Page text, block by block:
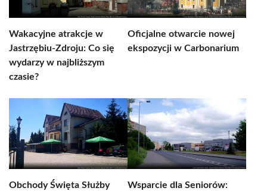
Wakacyjne atrakcje w
Jastrzębiu-Zdroju: Co się
wydarzy w najbliższym
czasie?
Oficjalne otwarcie nowej
ekspozycji w Carbonarium
Obchody Święta Służby
Wsparcie dla Seniorów: